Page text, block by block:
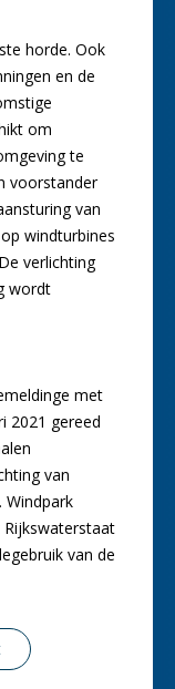
horde. Ook
en de
om
te
voorstander
van
windturbines
verlichting
wordt
met
2021 gereed
van
Windpark
van de